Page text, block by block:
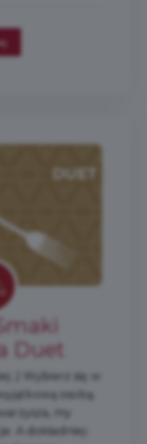
Duet
;) Wybierz się w
osobą.
my
A dokładniej-